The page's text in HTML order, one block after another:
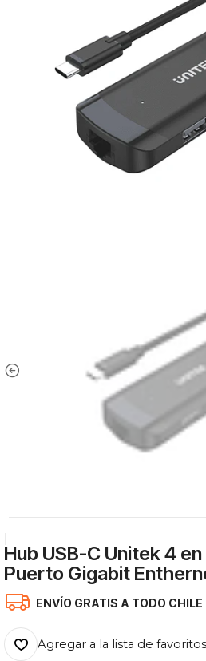
Hub USB-C Unitek 4 en
Puerto Gigabit
ENVÍO GRATIS A TODO CHILE
Agregar a la lista de favoritos